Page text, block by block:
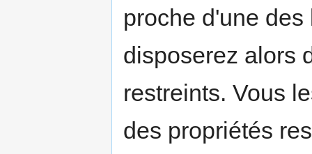
proche d'une
disposerez alors
restreints. Vous
des propriétés